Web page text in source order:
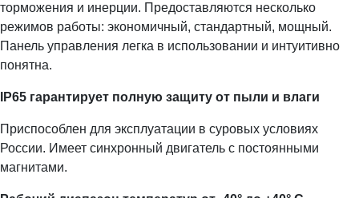
торможения и инерции. Предоставляются несколько
режимов работы: экономичный, стандартный, мощный.
Панель управления легка в использовании и интуитивно
понятна.
IP65 гарантирует полную защиту от пыли и влаги
Приспособлен для эксплуатации в суровых условиях
России. Имеет синхронный двигатель с постоянными
магнитами.